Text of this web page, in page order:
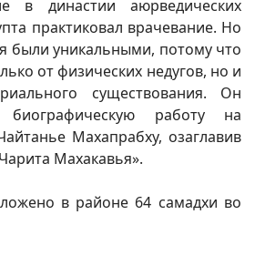
в династии аюрведических
практиковал врачевание. Но
были уникальными, потому что
от физических недугов, но и
существования. Он
работу на
Махапрабху, озаглавив
Махакавья».
в районе 64 самадхи во